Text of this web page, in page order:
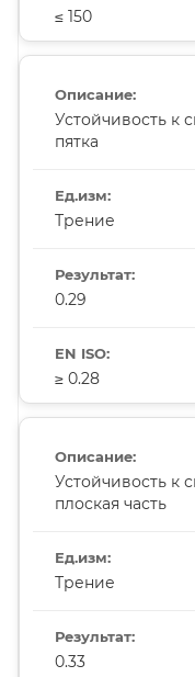
≤ 150
Устойчивость к
пятка
Трение
0.29
≥ 0.28
Устойчивость к
плоская часть
Трение
0.33